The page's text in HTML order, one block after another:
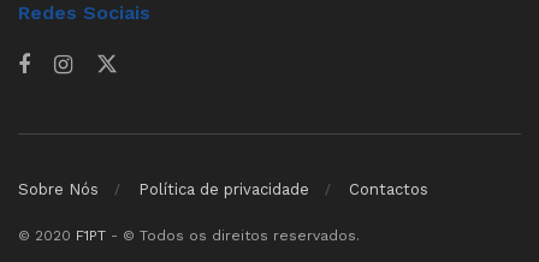
Redes Sociais
Sobre Nós Política de privacidade Contactos
© 2020 F1PT - © Todos os direitos reservados.